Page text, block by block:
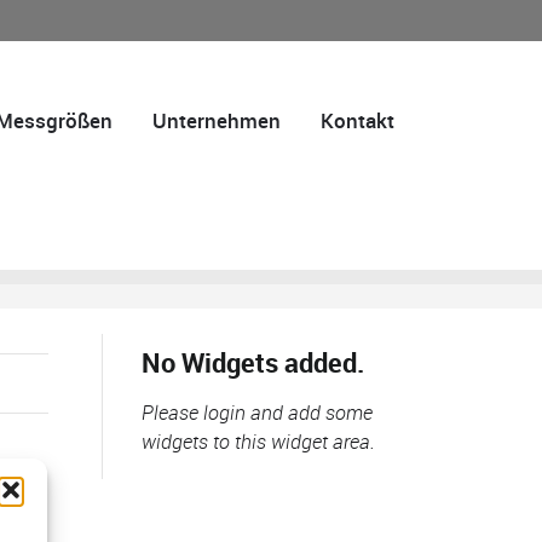
Unternehmen Kontakt
No Widgets added.
Please login and add some
widgets to this widget area.